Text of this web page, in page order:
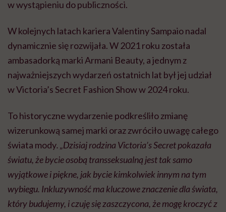
w wystąpieniu do publiczności.
W kolejnych latach kariera Valentiny Sampaio nadal
dynamicznie się rozwijała. W 2021 roku została
ambasadorką marki Armani Beauty, a jednym z
najważniejszych wydarzeń ostatnich lat był jej udział
w Victoria’s Secret Fashion Show w 2024 roku.
To historyczne wydarzenie podkreśliło zmianę
wizerunkową samej marki oraz zwróciło uwagę całego
świata mody. „Dzisiaj rodzina Victoria’s Secret pokazała
światu, że bycie osobą transseksualną jest tak samo
wyjątkowe i piękne, jak bycie kimkolwiek innym na tym
wybiegu. Inkluzywność ma kluczowe znaczenie dla świata,
który budujemy, i czuję się zaszczycona, że mogę kroczyć z